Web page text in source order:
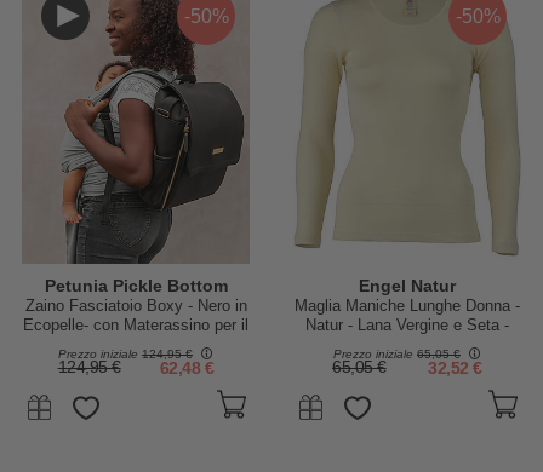
-50%
Petunia Pickle Bottom
Zaino Fasciatoio Boxy - Nero in
Ecopelle- con Materassino per il
Prezzo iniziale 124,95 €
124,95 € 62,48 €
-50%
Engel Natur
Maglia Maniche Lunghe Donna -
Natur - Lana Vergine e Seta -
Prezzo iniziale 65,05 €
65,05 € 32,52 €